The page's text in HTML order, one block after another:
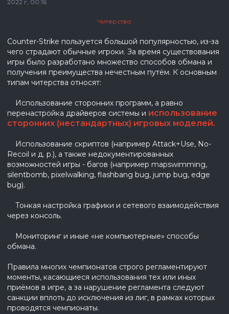
2022 г, 00:16
Читерство
Counter-Strike пользуется большой популярностью, из-за
чего страдают обычные игроки. За время существования
игры было разработано множество способов обмана и
получения преимущества нечестным путём. К основным
типам читерства относят:
Использование сторонних программ, а равно
перенастройка драйверов системы и использование
сторонних (нестандартных) игровых моделей.
Использование скриптов (например Attack+Use, No-
Recoil и д. р.), а также недокументированных
возможностей игры - багов (например mapswimming,
silentbomb, pixelwalking, flashbang bug, jump bug, edge
bug).
Тонкая настройка графики и сетевого взаимодействия
через консоль.
Мониторинг и иные «не компьютерные» способы
обмана.
Правила многих чемпионатов строго регламентируют
моменты, касающиеся использования тех или иных
приёмов в игре, а за нарушение регламента следуют
санкции вплоть до исключения из лиг, в рамках которых
проводятся чемпионаты.